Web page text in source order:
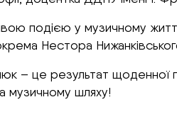
подією у музичному житті
Нестора
– це результат щоденної
музичному шляху!